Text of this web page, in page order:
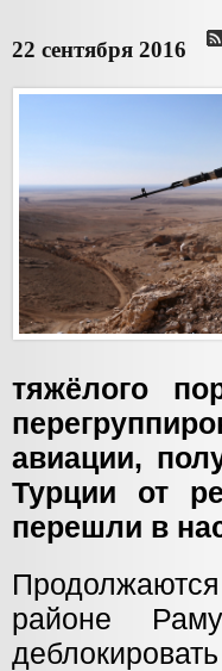
22 сентября 2016
тяжёлого
авиации,
Турции от
перешли в
районе